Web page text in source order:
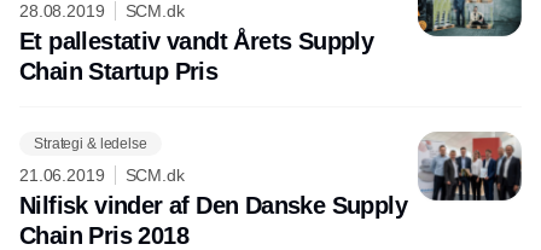
28.08.2019 SCM.dk
Et pallestativ vandt Årets Supply
Chain Startup Pris
Strategi & ledelse
21.06.2019 SCM.dk
Nilfisk vinder af Den Danske Supply
Chain Pris 2018